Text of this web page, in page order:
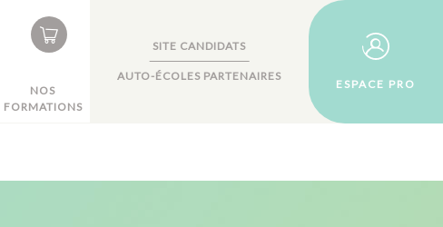
NOS
FORMATIONS
SITE CANDIDATS
AUTO-ÉCOLES PARTENAIRES
ESPACE PRO